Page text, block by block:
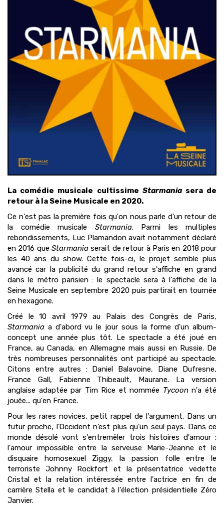
La comédie musicale cultissime Starmaniasera de
retour à la Seine Musicale en 2020.
Ce n'est pas la première fois qu'on nous parle d'un retour de
la comédie musicale Starmania. Parmi les multiples
rebondissements, Luc Plamandon avait notamment déclaré
en 2016 queStarmania serait de retour à Paris en 2018 pour
les 40 ans du show. Cette fois-ci, le projet semble plus
avancé car la publicité du grand retour s'affiche en grand
dans le métro parisien : le spectacle sera à l'affiche de la
Seine Musicale en septembre 2020 puis partirait en tournée
en hexagone.
Créé le 10 avril 1979 au Palais des Congrès de Paris,
Starmania a d'abord vu le jour sous la forme d'un album-
concept une année plus tôt. Le spectacle a été joué en
France, au Canada, en Allemagne mais aussi en Russie. De
très nombreuses personnalités ont participé au spectacle.
Citons entre autres : Daniel Balavoine, Diane Dufresne,
France Gall, Fabienne Thibeault, Maurane. La version
anglaise adaptée par Tim Rice et nommée Tycoonn'a été
jouée... qu'en France.
Pour les rares novices, petit rappel de l'argument. Dans un
futur proche, l’Occident n’est plus qu’un seul pays. Dans ce
monde désolé vont s'entremêler trois histoires d'amour :
l'amour impossible entre la serveuse Marie-Jeanne et le
disquaire homosexuel Ziggy, la passion folle entre le
terroriste Johnny Rockfort et la présentatrice vedette
Cristal et la relation intéressée entre l'actrice en fin de
carrière Stella et le candidat à l'élection présidentielle Zéro
Janvier.